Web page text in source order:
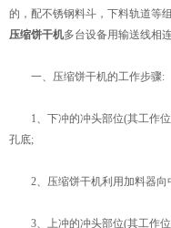
的，配不锈钢料斗，下料轨道等
压缩饼干机多台设备用输送线相
一、压缩饼干机的工作步骤:
1、下冲的冲头部位(其工作位
孔底;
2、压缩饼干机利用加料器向
3、上冲的冲头部位(其工作位